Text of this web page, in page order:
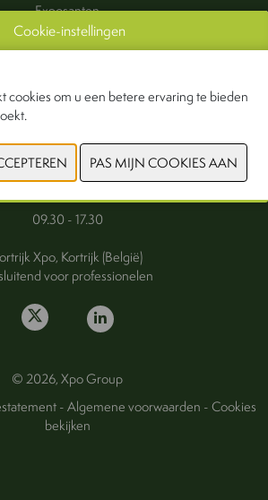
Exposanten
Praktische informatie
Contact
30 september 2026
1 oktober 2026
09.30 - 17.30
Xpo, Kortrijk (België)
voor professionelen
© 2026, Xpo Group
-Algemene voorwaarden -Cookies
bekijken
Cookie-instellingen
cookies om u een betere ervaring te bieden